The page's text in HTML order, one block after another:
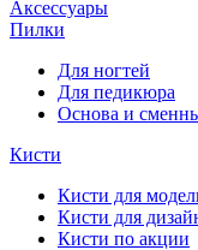
Аксессуары
Пилки
Для ногтей
Для педикюра
Основа и
Кисти
Кисти для
Кисти для
Кисти по акции